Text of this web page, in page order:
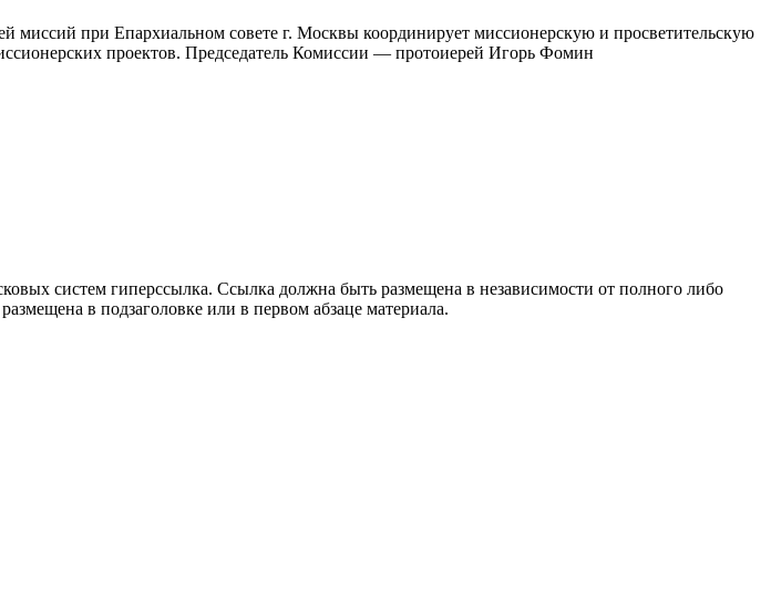
миссий при Епархиальном совете г. Москвы координирует миссионерскую и просветительскую
проектов. Председатель Комиссии — протоиерей Игорь Фомин
систем гиперссылка. Ссылка должна быть размещена в независимости от полного либо
в подзаголовке или в первом абзаце материала.